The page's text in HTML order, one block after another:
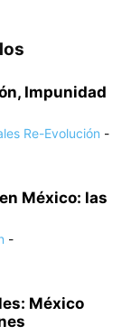
Impunidad
Re-Evolución -
México: las
-
México